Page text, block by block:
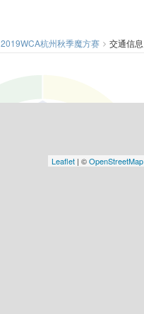
2019WCA杭州秋季魔方赛 交通信息
Leaflet | ©OpenStreetMap